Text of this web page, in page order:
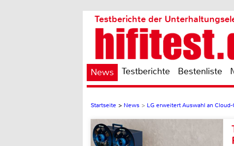
Testberichte der
News Testberichte Bestenliste
Startseite > News > LG erweitert Auswahl an